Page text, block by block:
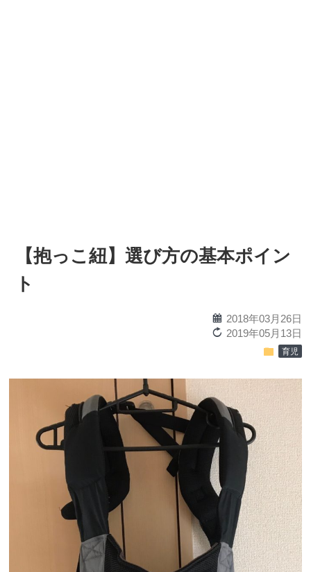
【抱っこ紐】選び方の基本ポイン
ト
calendar 2018年03月26日
reload 2019年05月13日
folder 育児